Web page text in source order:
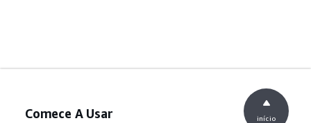
Comece A Usar início